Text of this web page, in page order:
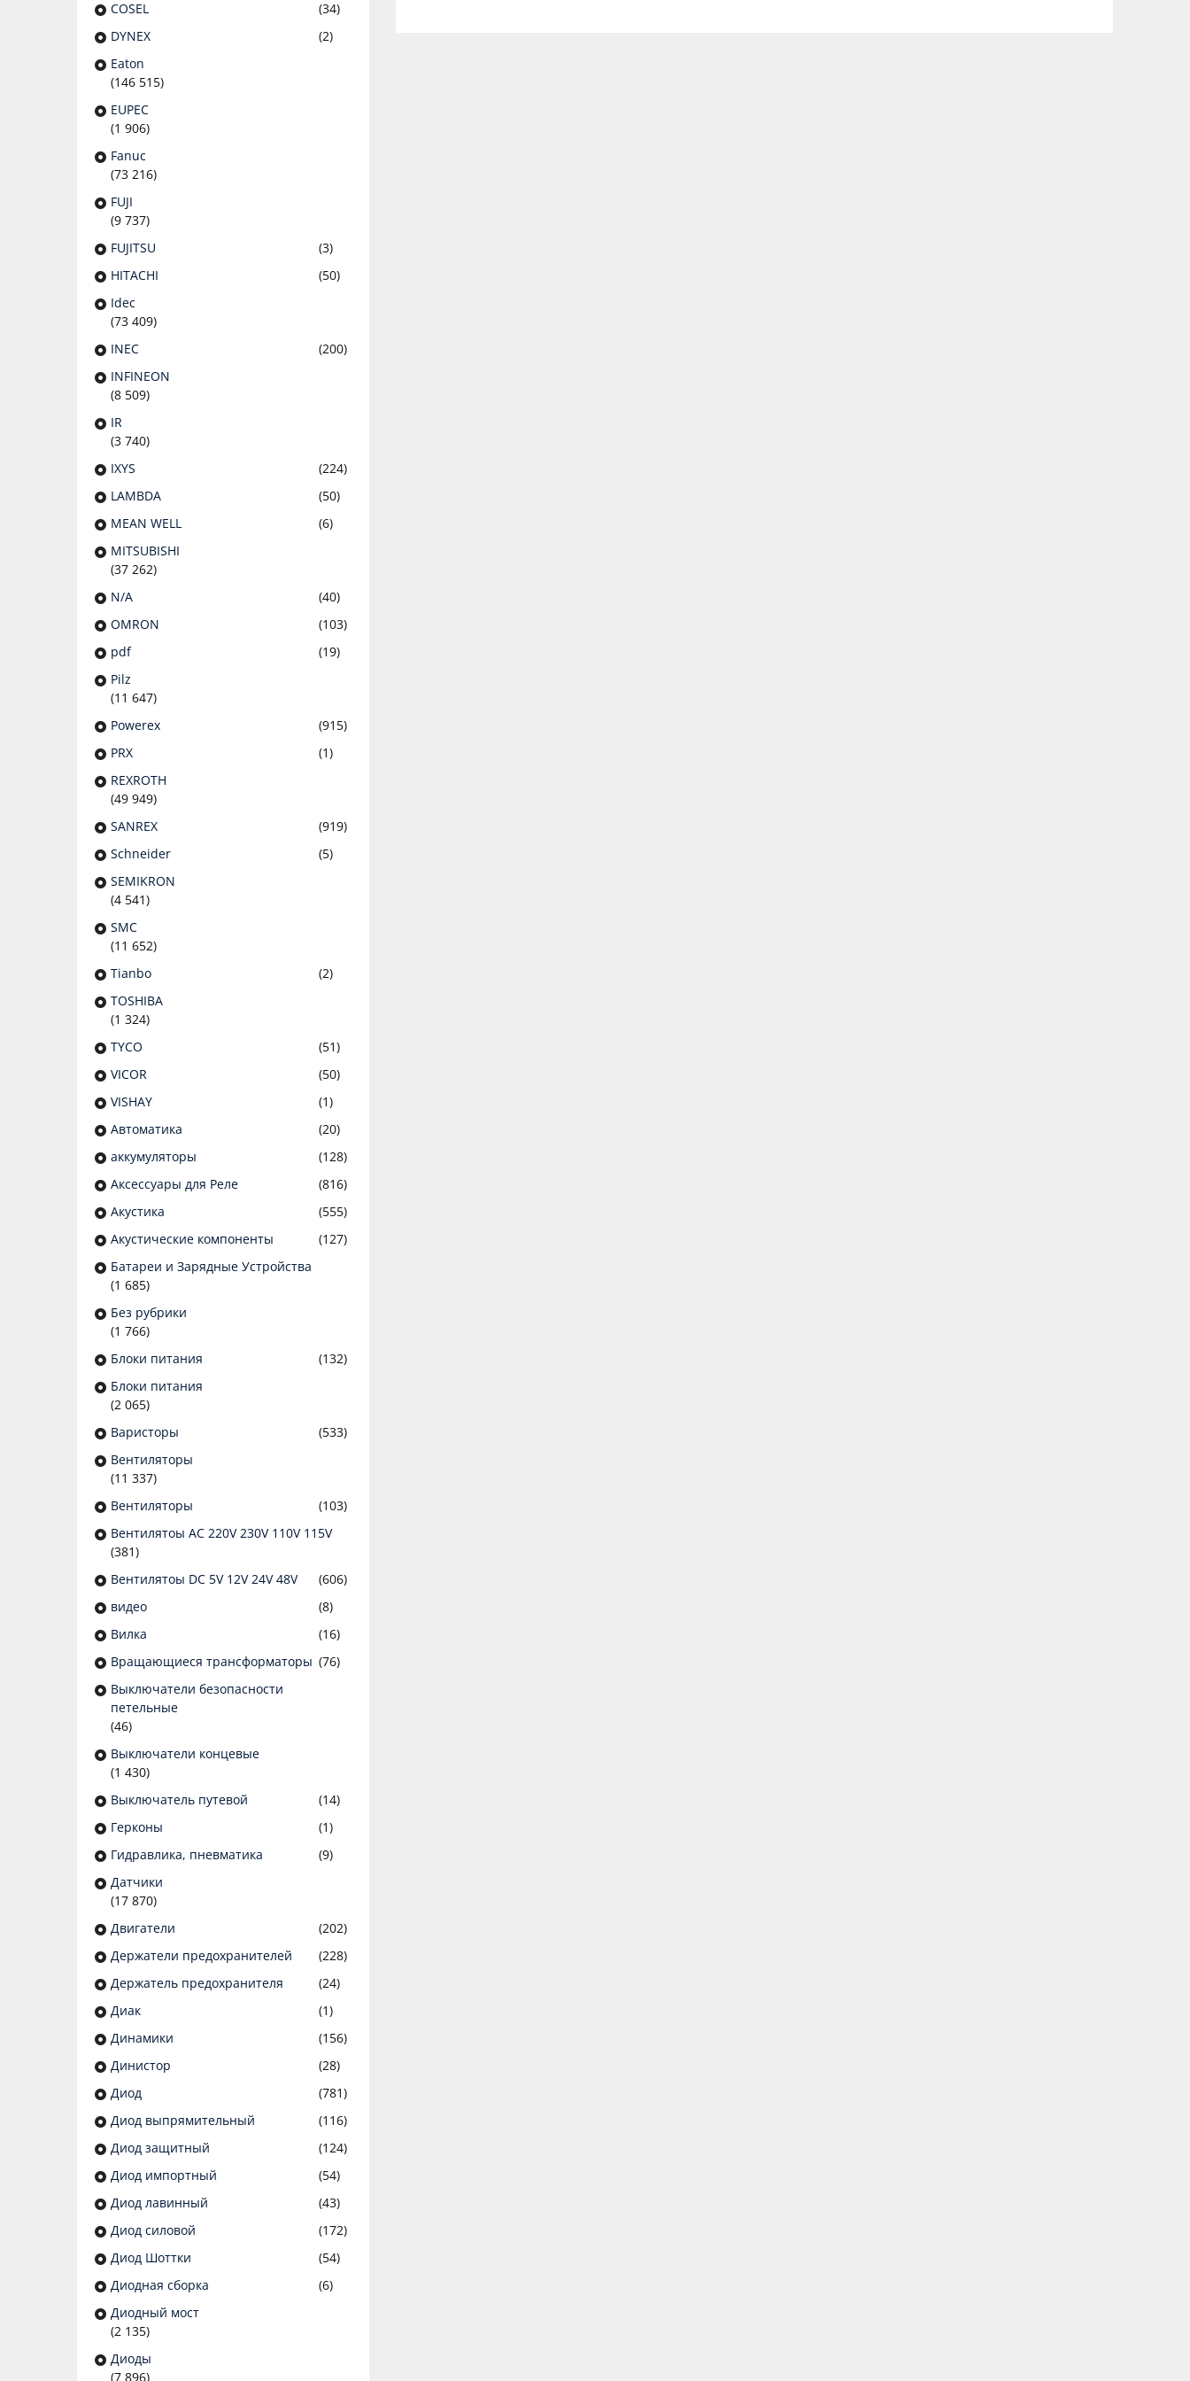
COSEL
(34)
DYNEX
(2)
Eaton
(146 515)
EUPEC
(1 906)
Fanuc
(73 216)
FUJI
(9 737)
FUJITSU
(3)
HITACHI
(50)
Idec
(73 409)
INEC
(200)
INFINEON
(8 509)
IR
(3 740)
IXYS
(224)
LAMBDA
(50)
MEAN WELL
(6)
MITSUBISHI
(37 262)
N/A
(40)
OMRON
(103)
pdf
(19)
Pilz
(11 647)
Powerex
(915)
PRX
(1)
REXROTH
(49 949)
SANREX
(919)
Schneider
(5)
SEMIKRON
(4 541)
SMC
(11 652)
Tianbo
(2)
TOSHIBA
(1 324)
TYCO
(51)
VICOR
(50)
VISHAY
(1)
Автоматика
(20)
аккумуляторы
(128)
Аксессуары для Реле
(816)
Акустика
(555)
Акустические компоненты
(127)
Батареи и Зарядные Устройства
(1 685)
Без рубрики
(1 766)
Блоки питания
(132)
Блоки питания
(2 065)
Варисторы
(533)
Вентиляторы
(11 337)
Вентиляторы
(103)
Вентилятоы AC 220V 230V 110V 115V
(381)
Вентилятоы DC 5V 12V 24V 48V
(606)
видео
(8)
Вилка
(16)
Вращающиеся трансформаторы (76)
Выключатели безопасности
петельные
(46)
Выключатели концевые
(1 430)
Выключатель путевой
(14)
Герконы
(1)
Гидравлика, пневматика
(9)
Датчики
(17 870)
Двигатели
(202)
Держатели предохранителей
(228)
Держатель предохранителя
(24)
Диак
(1)
Динамики
(156)
Динистор
(28)
Диод
(781)
Диод выпрямительный
(116)
Диод защитный
(124)
Диод импортный
(54)
Диод лавинный
(43)
Диод силовой
(172)
Диод Шоттки
(54)
Диодная сборка
(6)
Диодный мост
(2 135)
Диоды
(7 896)